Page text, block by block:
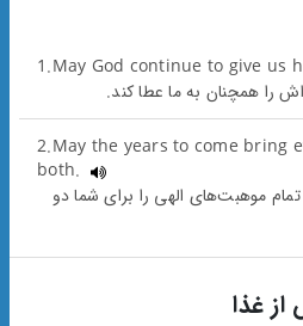
1.May God continue to give us
2.May the years to come bring
both.
موهبت‌های الهی را برای شما دو
غذا